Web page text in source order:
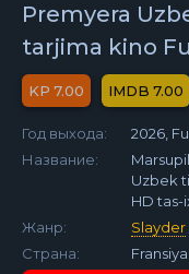
Premyera
tarjima kino
7.00 7.00
Год выхода:
2026,
Название:
Uzbek
HD tas-
Жанр:
Slayder
Страна:
Fransiya